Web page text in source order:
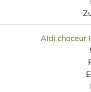
Aldi choceur